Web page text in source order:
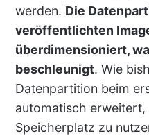
werden. Die
veröffentlichten
überdimensioniert,
beschleunigt. Wie
Datenpartition beim
automatisch
Speicherplatz zu